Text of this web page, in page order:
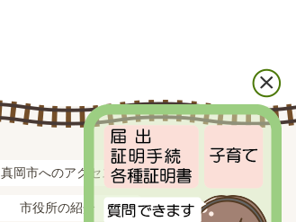
真岡市へのアクセス
市役所の紹介